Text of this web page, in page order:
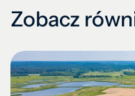
Zobacz